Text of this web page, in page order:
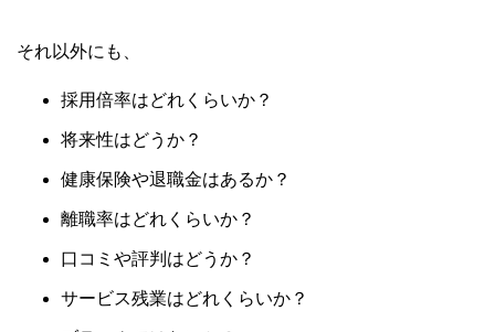
それ以外にも、
採用倍率はどれくらいか？
将来性はどうか？
健康保険や退職金はあるか？
離職率はどれくらいか？
口コミや評判はどうか？
サービス残業はどれくらいか？